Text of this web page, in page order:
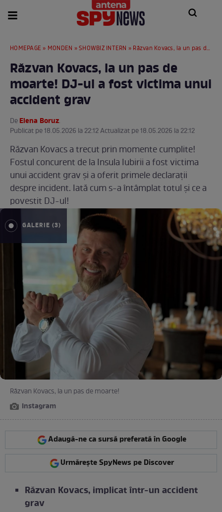
HOMEPAGE » MONDEN »SHOWBIZ INTERN » Răzvan Kovacs, la un pas de moarte! DJ-ul a fost victima unui accident grav
Răzvan Kovacs, la un pas de
moarte! DJ-ul a fost victima unui
accident grav
DeElena Boruz.
Publicat pe 18.05.2026 la 22:12 Actualizat pe 18.05.2026 la 22:12
Răzvan Kovacs a trecut prin momente cumplite!
Fostul concurent de la Insula Iubirii a fost victima
unui accident grav și a oferit primele declarații
despre incident. Iată cum s-a întâmplat totul și ce a
povestit DJ-ul!
GALERIE (3)
Răzvan Kovacs, la un pas de moarte!
Instagram
Adaugă-ne ca sursă preferată în Google
Urmărește SpyNews pe Discover
Răzvan Kovacs, implicat într-un accident
grav